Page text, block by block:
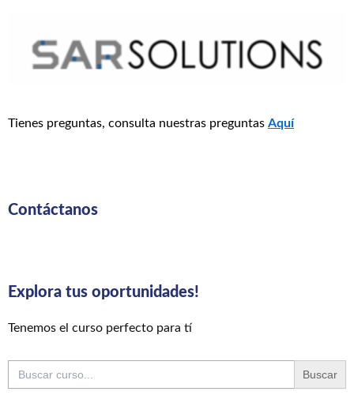
Tienes preguntas, consulta nuestras preguntas Aquí
Contáctanos
Explora tus oportunidades!
Tenemos el curso perfecto para tí
Buscar: